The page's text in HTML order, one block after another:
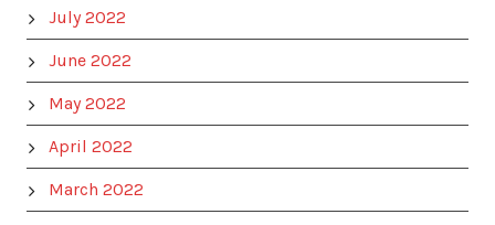
July 2022
June 2022
May 2022
April 2022
March 2022